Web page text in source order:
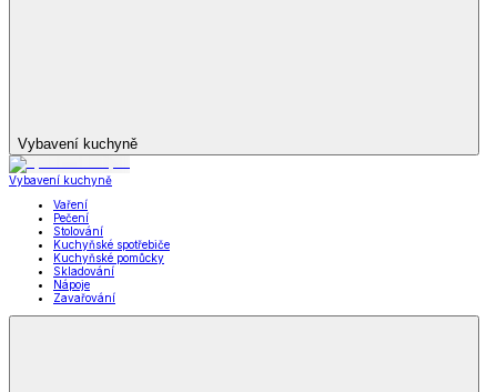
Vybavení kuchyně
Vybavení kuchyně
Vaření
Pečení
Stolování
Kuchyňské spotřebiče
Kuchyňské pomůcky
Skladování
Nápoje
Zavařování